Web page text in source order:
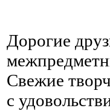
Дорогие
Свежие
с